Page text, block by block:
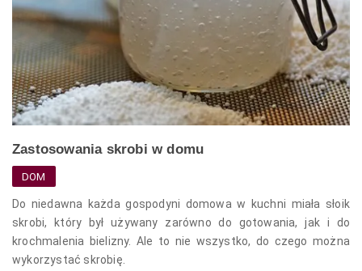
Zastosowania skrobi w domu
DOM
Do niedawna każda gospodyni domowa w kuchni miała słoik
skrobi, który był używany zarówno do gotowania, jak i do
krochmalenia bielizny. Ale to nie wszystko, do czego można
wykorzystać skrobię.